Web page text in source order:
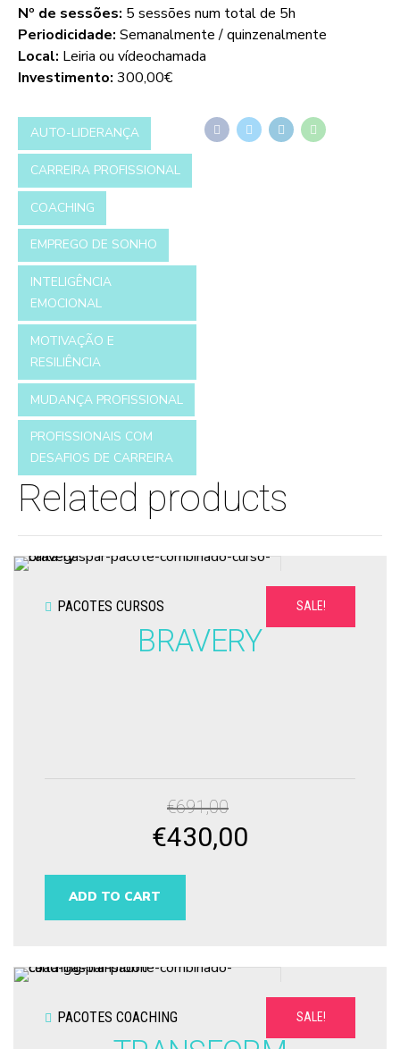
Nº de sessões: 5 sessões num total de 5h
Periodicidade: Semanalmente / quinzenalmente
Local: Leiria ou vídeochamada
Investimento: 300,00€
AUTO-LIDERANÇA
CARREIRA PROFISSIONAL
COACHING
EMPREGO DE SONHO
INTELIGÊNCIA
EMOCIONAL
MOTIVAÇÃO E
RESILIÊNCIA
MUDANÇA PROFISSIONAL
PROFISSIONAIS COM
DESAFIOS DE CARREIRA
Related products
SALE!
PACOTES CURSOS
BRAVERY
€691,00
Original
€430,00
Current
ADD TO CART
SALE!
PACOTES COACHING